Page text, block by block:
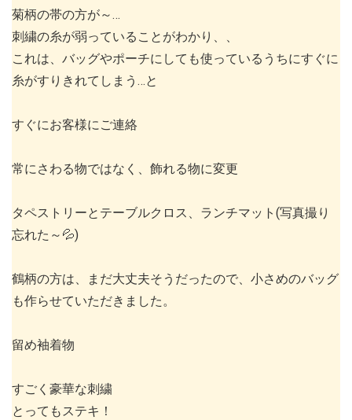
菊柄の帯の方が～…
刺繍の糸が弱っていることがわかり、、
これは、バッグやポーチにしても使っているうちにすぐに
糸がすりきれてしまう…と
すぐにお客様にご連絡
常にさわる物ではなく、飾れる物に変更
タペストリーとテーブルクロス、ランチマット(写真撮り
忘れた～💦)
鶴柄の方は、まだ大丈夫そうだったので、小さめのバッグ
も作らせていただきました。
留め袖着物
すごく豪華な刺繍
とってもステキ！